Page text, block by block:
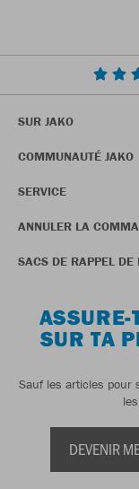
SUR JAKO
COMMUNAUTÉ JAKO
SERVICE
ANNULER LA
SACS DE RAPPEL DE
ASSURE-
SUR TA
Sauf les articles pour
DEVENIR